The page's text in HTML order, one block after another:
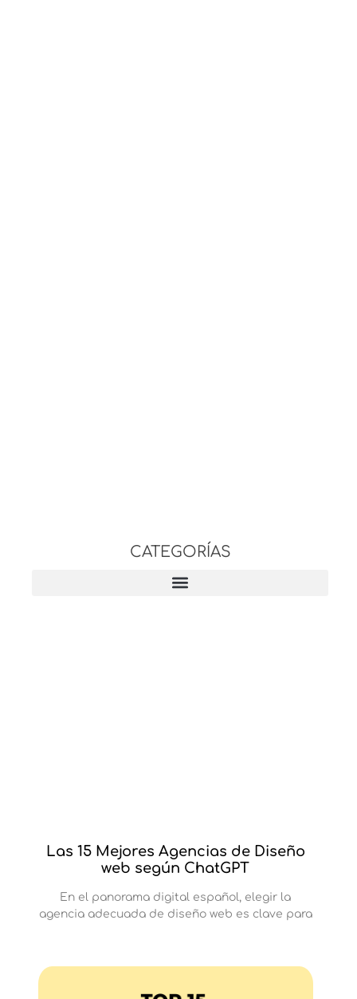
CATEGORÍAS
Las 15 Mejores Agencias de Diseño
web según ChatGPT
En el panorama digital español, elegir la
agencia adecuada de diseño web es clave para